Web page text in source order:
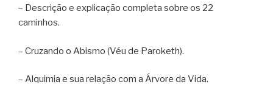
– Descrição e explicação completa sobre os 22
caminhos.
– Cruzando o Abismo (Véu de Paroketh).
– Alquimia e sua relação com a Árvore da Vida.